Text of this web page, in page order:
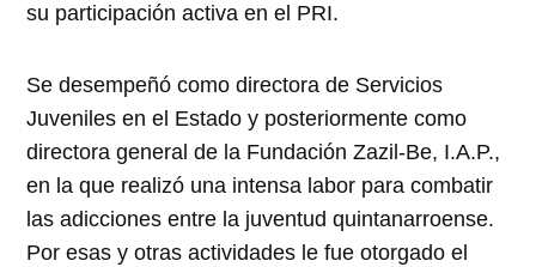
su participación activa en el PRI.
Se desempeñó como directora de Servicios
Juveniles en el Estado y posteriormente como
directora general de la Fundación Zazil-Be, I.A.P.,
en la que realizó una intensa labor para combatir
las adicciones entre la juventud quintanarroense.
Por esas y otras actividades le fue otorgado el